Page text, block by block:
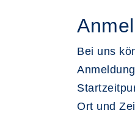
Bei uns
Ort und